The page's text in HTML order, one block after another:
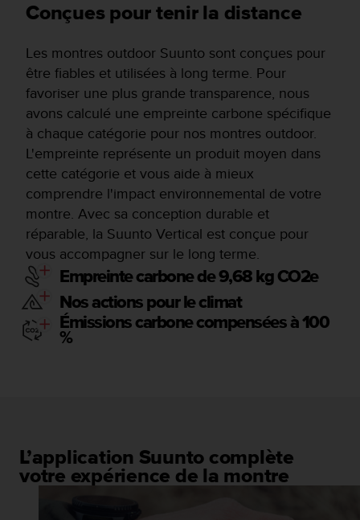
Conçues pour tenir la distance
Les montres outdoor Suunto sont conçues pour
être fiables et utilisées à long terme. Pour
favoriser une plus grande transparence, nous
avons calculé une empreinte carbone spécifique
à chaque catégorie pour nos montres outdoor.
L'empreinte représente un produit moyen dans
cette catégorie et vous aide à mieux
comprendre l'impact environnemental de votre
montre. Avec sa conception durable et
réparable, la Suunto Vertical est conçue pour
vous accompagner sur le long terme.
Empreinte carbone de 9,68 kg CO2e
Nos actions pour le climat
Émissions carbone compensées à 100
%
L’application Suunto complète
votre expérience de la montre